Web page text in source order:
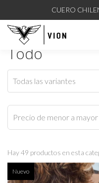
CUERO
Todo
Todas las variantes
Hay 49 productos en esta
Nuevo